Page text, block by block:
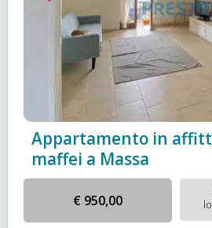
Appartamento in
maffei a Massa
€ 950,00